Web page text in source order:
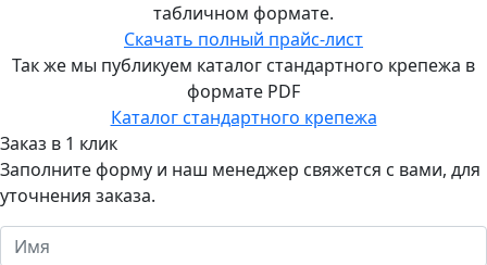
(343)
40
Подробнее...
Филиал
«Трайв»
табличном формате.
Скачать полный прайс-лист
Так же мы публикуем каталог стандартного крепежа в
формате PDF
Каталог стандартного крепежа
Заказ в 1 клик
Заполните форму и наш менеджер свяжется с вами, для
уточнения заказа.